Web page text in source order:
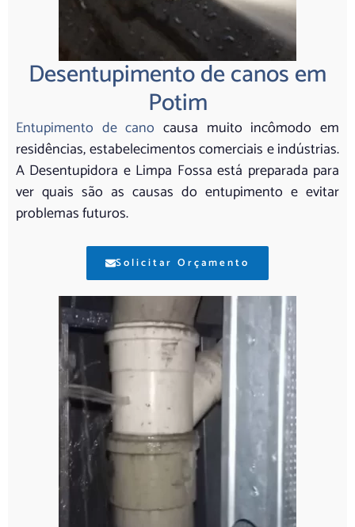
Desentupimento de canos em
Potim
Entupimento de cano causa muito incômodo em
residências, estabelecimentos comerciais e indústrias.
A Desentupidora e Limpa Fossa está preparada para
ver quais são as causas do entupimento e evitar
problemas futuros.
Solicitar Orçamento